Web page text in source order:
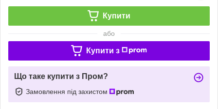
Купити
або
Купити з
Що таке купити з Пром?
Замовлення під захистом